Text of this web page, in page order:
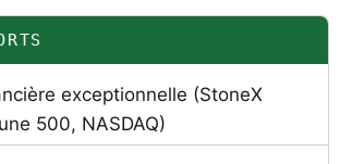
exceptionnelle (StoneX
500, NASDAQ)